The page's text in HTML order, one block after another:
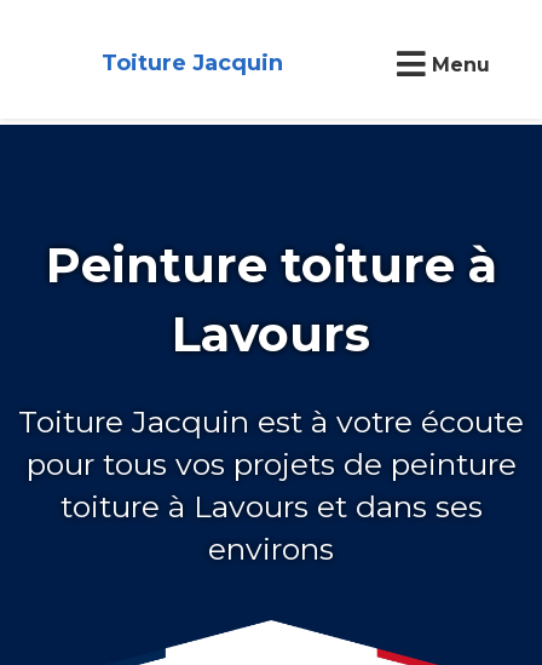
Toiture Jacquin Menu
Peinture toiture à
Lavours
Toiture Jacquin est à votre écoute
pour tous vos projets de peinture
toiture à Lavours et dans ses
environs